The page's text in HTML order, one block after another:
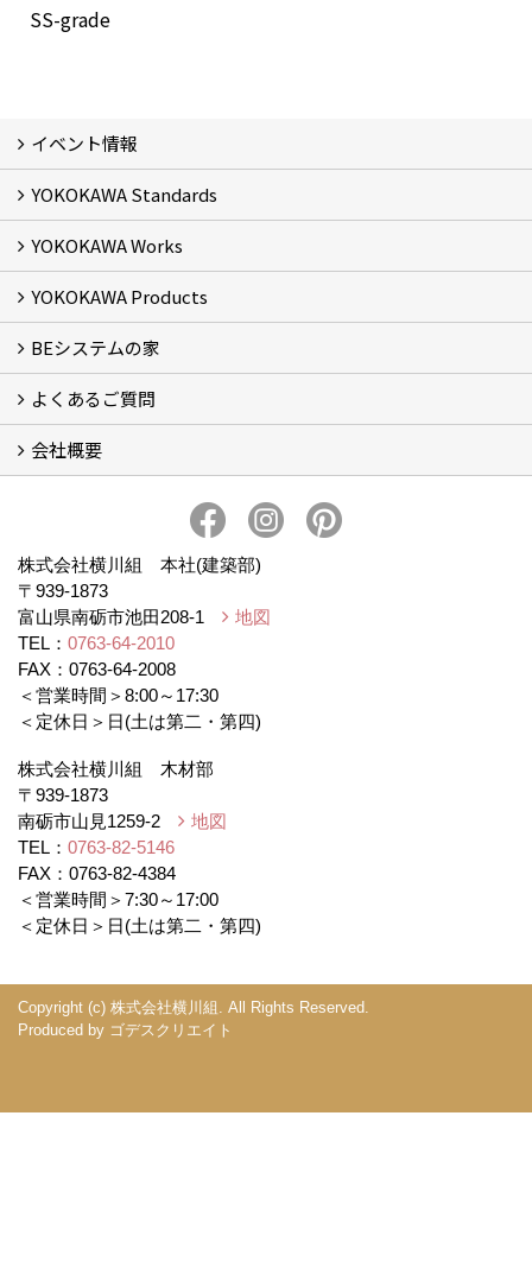
SS-grade
イベント情報
イベント予告
イベント報告
YOKOKAWA Standards
基本理念 (2)
横川組の家造り
正しい耐震・制震の家
正しい断熱の家
S-grade
SS-grade
YOKOKAWA Works
フォトギャラリー
リフォーム専門部
新築・増築専門部
現場レポート
完工事例
お客様の声
横川組歩道除雪隊
『五本線』応援ページ！
YOKOKAWA Products
窓ガラス遮熱・UVカット塗料【ゼロコート】
水回り再生コーティング【アクアリフレッシュ】
米杉羽目板【やすらぎ】
BEシステムの家
BEシステムの家 実績
BEシステムの家 概要
BEシステムの家 体感会レポート
ハウスオブザ高断熱受賞
よくあるご質問
BEシステムについて
家造りの流れ
会社概要
プライバシー・ポリシー
本社井口移転のお知らせ
株式会社横川組 本社(建築部)
〒939-1873
富山県南砺市池田208-1
地図
TEL： 0763-64-2010
FAX：0763-64-2008
＜営業時間＞8:00～17:30
＜定休日＞日(土は第二・第四)
株式会社横川組 木材部
〒939-1873
南砺市山見1259-2
地図
TEL： 0763-82-5146
FAX：0763-82-4384
＜営業時間＞7:30～17:00
＜定休日＞日(土は第二・第四)
Copyright (c) 株式会社横川組. All Rights Reserved.
Produced by ゴデスクリエイト